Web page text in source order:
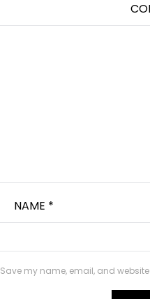
NAME *
Save my name, email, and